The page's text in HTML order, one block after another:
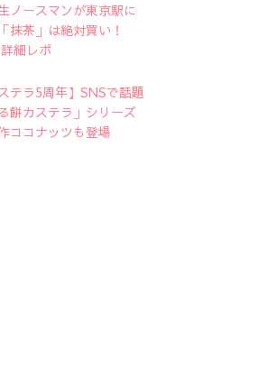
ノースマンが東京駅に
抹茶」は絶対買い！
細レポ
テラ5周年】SNSで話題
餅カステラ」シリーズ
ココナッツも登場